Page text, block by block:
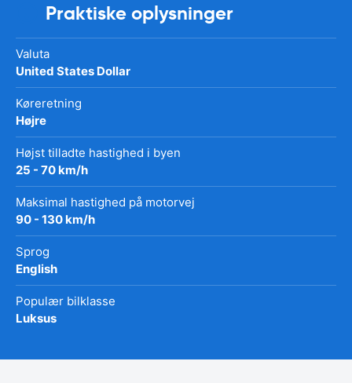
Praktiske oplysninger
Valuta
United States Dollar
Køreretning
Højre
Højst tilladte hastighed i byen
25 - 70 km/h
Maksimal hastighed på motorvej
90 - 130 km/h
Sprog
English
Populær bilklasse
Luksus